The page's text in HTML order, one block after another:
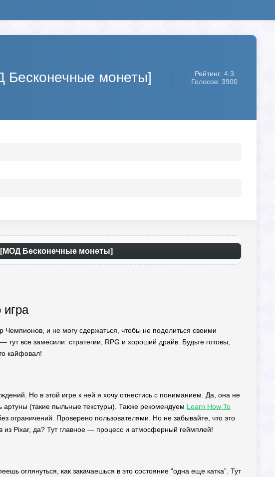
монеты]
Рейтинг: 4.3
Голосов: 3900
Бесконечные монеты]
и не могу сдержаться, чтобы не поделиться своими
все замесили: стратегии, RPG и хороший драйв. Будьте готовы,
кайфовал!
Но в этой игре к ней я хочу отнестись с пониманием. Да, она не
(такие пыльные текстуры). Также рекомендуем Learn How To
ограничений. Проверено пользователями. Но не забывайте, что это
из Pixar, да? Тут главное — процесс и атмосферный геймплей!
оглянуться, как закачаешься в это состояние “одна еще катка”. Тут